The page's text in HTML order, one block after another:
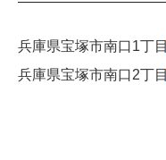
兵庫県宝塚市南口1丁目
兵庫県宝塚市南口2丁目